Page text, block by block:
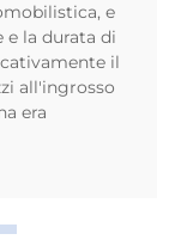
e
e la durata di
il
all'ingrosso
era